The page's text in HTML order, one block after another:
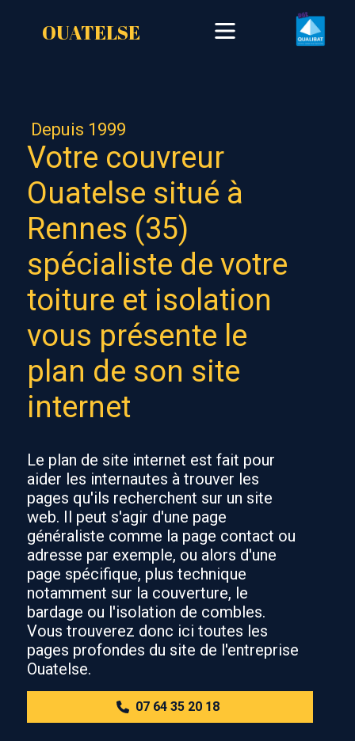
OUATELSE
Depuis 1999
Votre couvreur
Ouatelse situé à
Rennes (35)
spécialiste de votre
toiture et isolation
vous présente le
plan de son site
internet
Le plan de site internet est fait pour
aider les internautes à trouver les
pages qu'ils recherchent sur un site
web. Il peut s'agir d'une page
généraliste comme la page contact ou
adresse par exemple, ou alors d'une
page spécifique, plus technique
notamment sur la couverture, le
bardage ou l'isolation de combles.
Vous trouverez donc ici toutes les
pages profondes du site de l'entreprise
Ouatelse.
07 64 35 20 18